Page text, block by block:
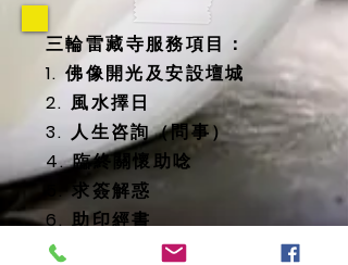
三輪雷藏寺服務項目：
1. 佛像開光及安設壇城
2. 風水擇日
3. 人生咨詢（問事）
4. 臨終關懷助唸
5. 求簽解惑
6. 助印經書
7. 太歲燈/光明燈